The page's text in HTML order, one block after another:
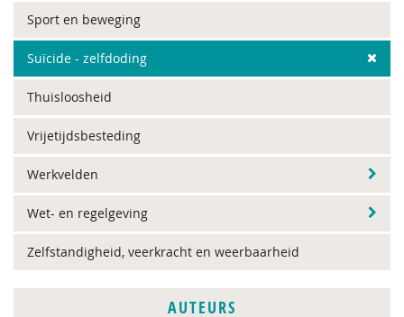
Sport en beweging
Suïcide - zelfdoding
Thuisloosheid
Vrijetijdsbesteding
Werkvelden
Wet- en regelgeving
Zelfstandigheid, veerkracht en weerbaarheid
AUTEURS